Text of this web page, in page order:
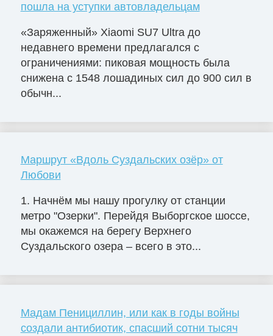
пошла на уступки автовладельцам
«Заряженный» Xiaomi SU7 Ultra до
недавнего времени предлагался с
ограничениями: пиковая мощность была
снижена с 1548 лошадиных сил до 900 сил в
обычн...
Маршрут «Вдоль Суздальских озёр» от
Любови
1. Начнём мы нашу прогулку от станции
метро "Озерки". Перейдя Выборгское шоссе,
мы окажемся на берегу Верхнего
Суздальского озера – всего в это...
Мадам Пенициллин, или как в годы войны
создали антибиотик, спасший сотни тысяч